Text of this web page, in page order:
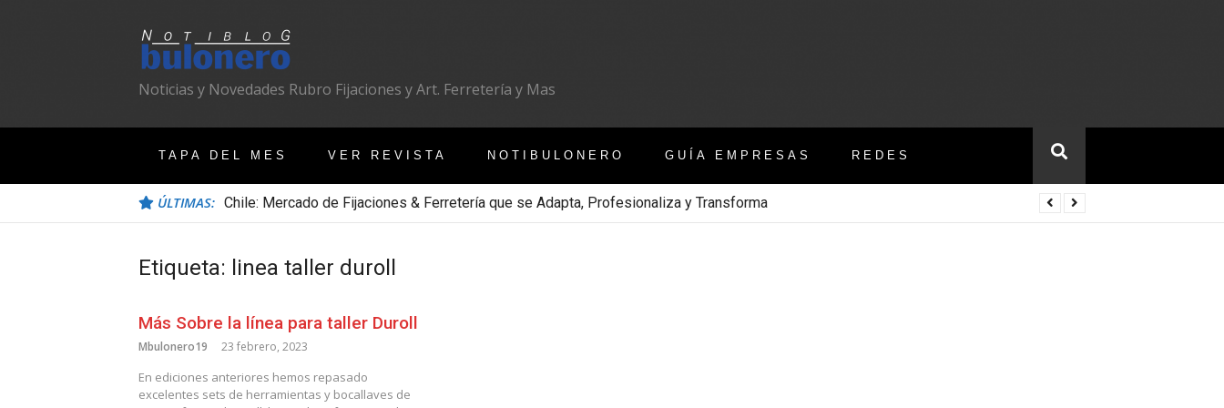
Noticias y Novedades Rubro Fijaciones y Art. Ferretería y Mas
TAPA DEL MES VER REVISTA NOTIBULONERO GUÍA EMPRESAS REDES
ÚLTIMAS: Chile: Mercado de Fijaciones & Ferretería que se Adapta, Profesionaliza y Transforma
Etiqueta: linea taller duroll
Más Sobre la línea para taller Duroll
Mbulonero19 23 febrero, 2023
En ediciones anteriores hemos repasado
excelentes sets de herramientas y bocallaves de